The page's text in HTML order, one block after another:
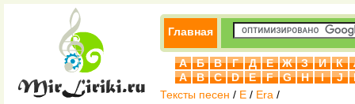
Главная
А Б В Г Д Е Ж З И К
A
B C D E F G H I J
Тексты песен / E / Era /